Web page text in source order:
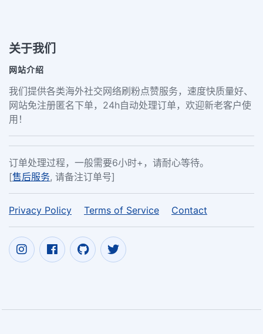
关于我们
网站介绍
我们提供各类海外社交网络刷粉点赞服务，速度快质量好、
网站免注册匿名下单，24h自动处理订单，欢迎新老客户使
用！
订单处理过程，一般需要6小时+，请耐心等待。
[售后服务, 请备注订单号]
Privacy Policy Terms of Service Contact